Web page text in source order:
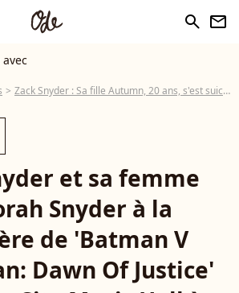
search newsletter
Zack Snyder : Sa fille Autumn, 20 ans, s'est suicidée
et sa femme
Snyder à la
de 'Batman V
Dawn Of Justice'